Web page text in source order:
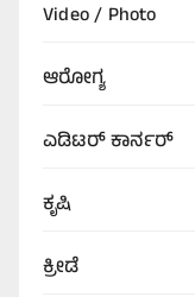
Video / Photo
ಆರೋಗ್ಯ
ಎಡಿಟರ್‌ ಕಾರ್ನರ್
ಕೃಷಿ
ಕ್ರೀಡೆ